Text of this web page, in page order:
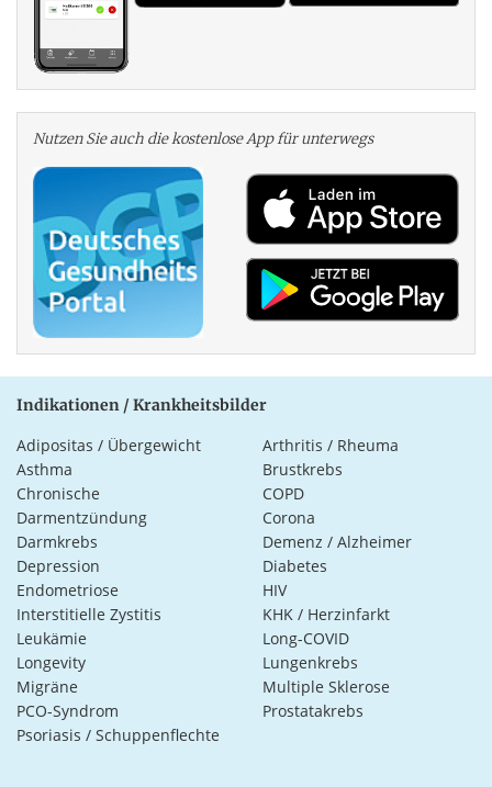
Nutzen Sie auch die kosten­lose App für unterwegs
Indikationen / Krankheitsbilder
Adipositas / Übergewicht
Arthritis / Rheuma
Asthma
Brustkrebs
Chronische
Darmentzündung
COPD
Corona
Darmkrebs
Demenz / Alzheimer
Depression
Diabetes
Endometriose
HIV
Interstitielle Zystitis
KHK / Herzinfarkt
Leukämie
Long-COVID
Longevity
Lungenkrebs
Migräne
Multiple Sklerose
PCO-Syndrom
Prostatakrebs
Psoriasis / Schuppenflechte